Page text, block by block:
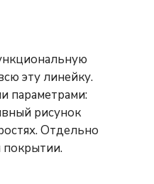
эту линейку.
параметрами:
рисунок
Отдельно
покрытии.